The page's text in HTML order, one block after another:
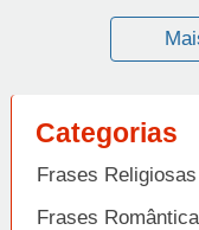
Categorias
Frases Religiosas
Frases